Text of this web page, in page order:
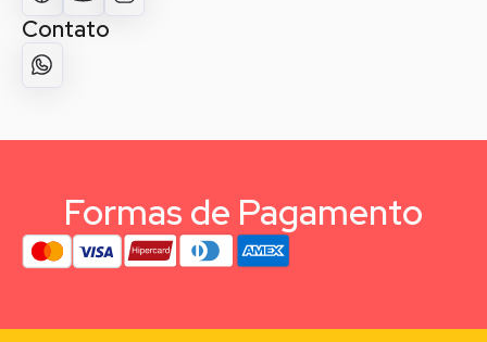
Contato
Formas de Pagamento